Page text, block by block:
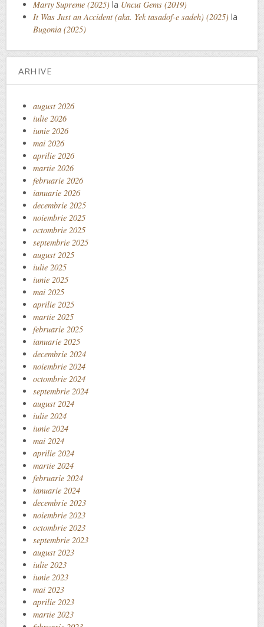
Marty Supreme (2025) la Uncut Gems (2019)
It Was Just an Accident (aka. Yek tasadof-e sadeh) (2025) la
Bugonia (2025)
ARHIVE
august 2026
iulie 2026
iunie 2026
mai 2026
aprilie 2026
martie 2026
februarie 2026
ianuarie 2026
decembrie 2025
noiembrie 2025
octombrie 2025
septembrie 2025
august 2025
iulie 2025
iunie 2025
mai 2025
aprilie 2025
martie 2025
februarie 2025
ianuarie 2025
decembrie 2024
noiembrie 2024
octombrie 2024
septembrie 2024
august 2024
iulie 2024
iunie 2024
mai 2024
aprilie 2024
martie 2024
februarie 2024
ianuarie 2024
decembrie 2023
noiembrie 2023
octombrie 2023
septembrie 2023
august 2023
iulie 2023
iunie 2023
mai 2023
aprilie 2023
martie 2023